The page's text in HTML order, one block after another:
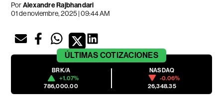
PorAlexandre Rajbhandari
01 de noviembre, 2025 | 09:44 AM
ÚLTIMAS COTIZACIONES
BRK/A
+1.07%
786,000.00
NASDAQ
-0.06%
26,348.35